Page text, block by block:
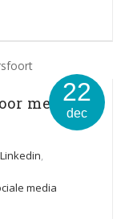
22
dec
meer
Linkedin,
media